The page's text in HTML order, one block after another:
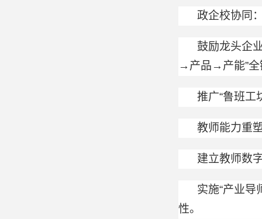
政企校协同
鼓励龙头企
→产品→产能”全
推广“鲁班工
教师能力重
建立教师数
实施“产业
性。